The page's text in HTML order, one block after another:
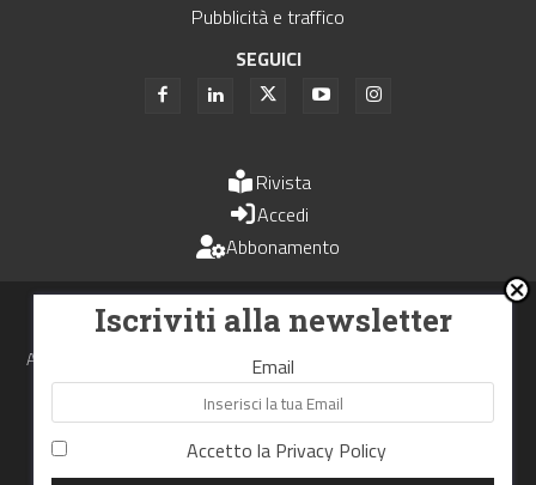
Pubblicità e traffico
SEGUICI
Rivista
Accedi
Abbonamento
Uomini e Trasporti è un periodico associato all'Unione Stampa
Periodica Italiana - USPI
Autorizzazione del Tribunale di Bologna N.4993 del 15 giugno 1982
Webdesign made inNowhere
RIPRODUZIONE RISERVATA Privacy Policy Cookie Policy
Termini e Condizioni di utilizzo
Iscriviti alla newsletter
Email
Accetto la Privacy Policy